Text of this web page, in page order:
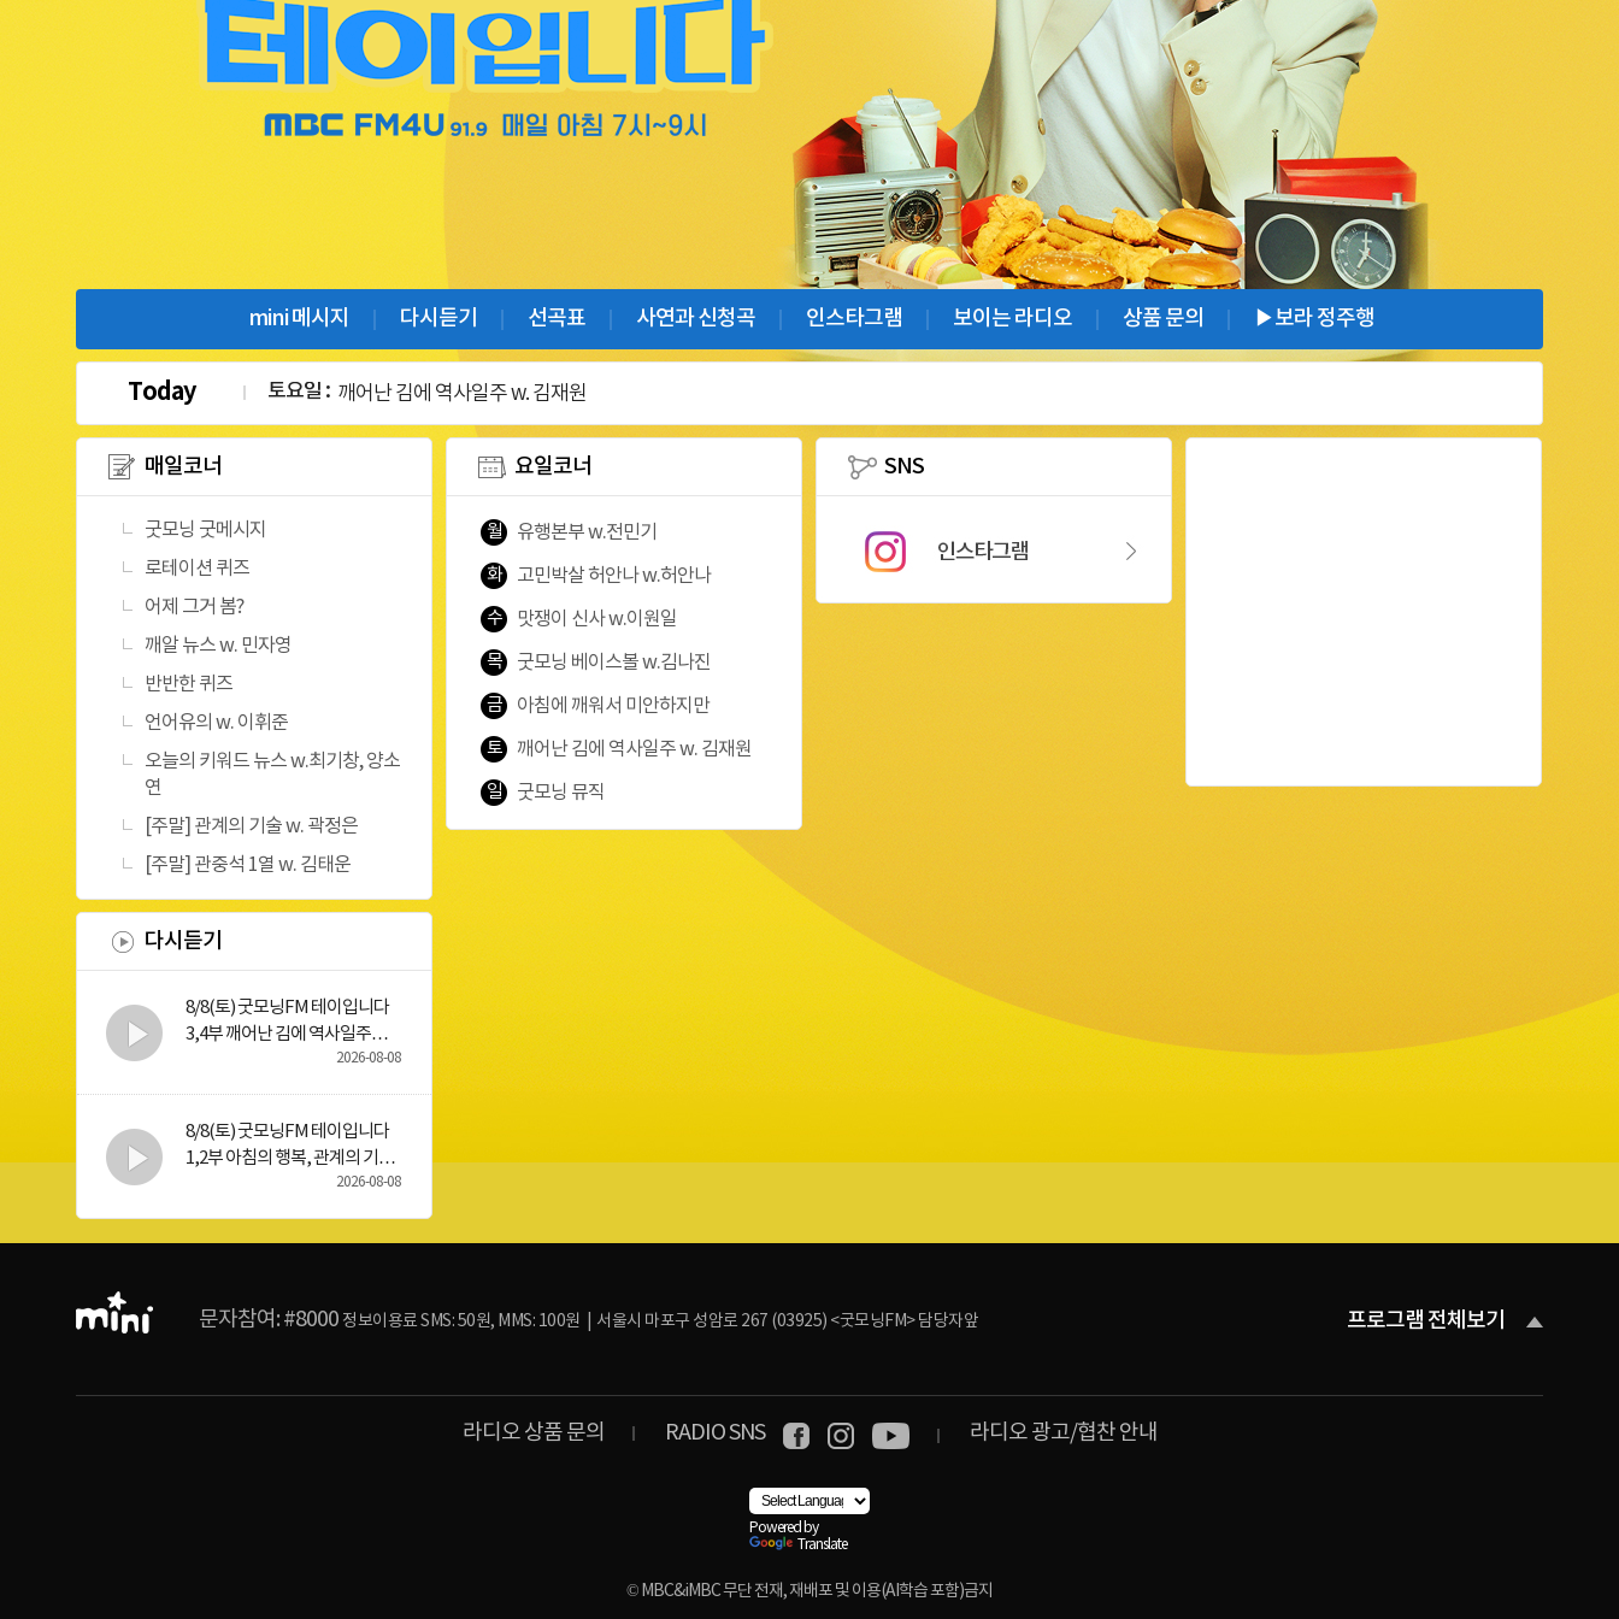
프
메
뉴
mini 메시지 다시듣기 선곡표 사연과 신청곡 인스타그램 보이는 라디오 상품 문의 ▶보라 정주행
Today 토요일 : 깨어난 김에 역사일주 w. 김재원
매일코너
굿모닝 굿메시지
로테이션 퀴즈
어제 그거 봄?
깨알 뉴스 w. 민자영
반반한 퀴즈
언어유의 w. 이휘준
오늘의 키워드 뉴스 w.최기창, 양소
연
[주말] 관계의 기술 w. 곽정은
[주말] 관중석 1열 w. 김태운
다시듣기
8/8(토) 굿모닝FM 테이입니다
3,4부 깨어난 김에 역사일주
2026-08-08
8/8(토) 굿모닝FM 테이입니다
1,2부 아침의 행복, 관계의 기술
2026-08-08
요일코너
월 유행본부 w.전민기
화 고민박살 허안나 w.허안나
수 맛쟁이 신사 w.이원일
목 굿모닝 베이스볼 w.김나진
금 아침에 깨워서 미안하지만
토 깨어난 김에 역사일주 w. 김재원
일 굿모닝 뮤직
SNS
라
통
영
역
문자참여: #8000 정보이용료 SMS: 50원, MMS: 100원 | 서울시 마포구 성암로 267 (03925) <굿모닝FM> 담당자앞 프로그램 전체보기
라디오 상품 문의 RADIO SNS 라디오 광고/협찬 안내
Powered by
Translate
© MBC&iMBC 무단 전재, 재배포 및 이용(AI학습 포함)금지